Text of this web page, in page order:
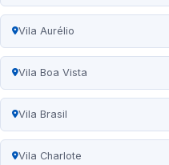
Vila Aurélio
Vila Boa Vista
Vila Brasil
Vila Charlote